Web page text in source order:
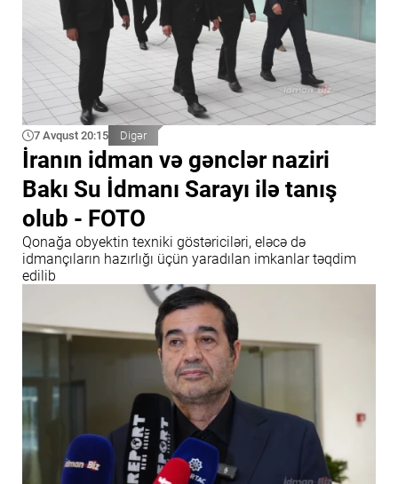
7 Avqust 20:15 Digər
İranın idman və gənclər naziri
Bakı Su İdmanı Sarayı ilə tanış
olub - FOTO
Qonağa obyektin texniki göstəriciləri, eləcə də
idmançıların hazırlığı üçün yaradılan imkanlar təqdim
edilib